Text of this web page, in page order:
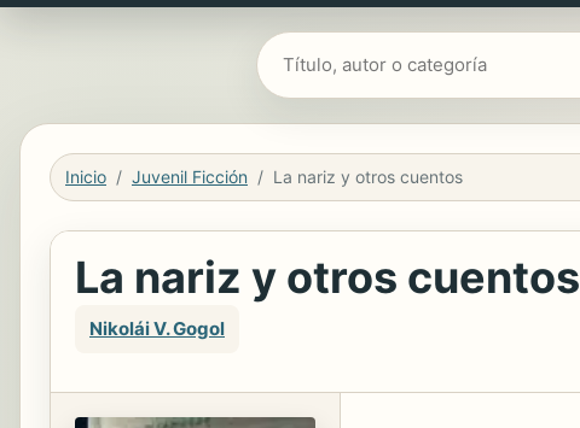
Buscar libros
Inicio Juvenil Ficción La nariz y otros cuentos
La nariz y otros cuentos
Nikolái V. Gogol